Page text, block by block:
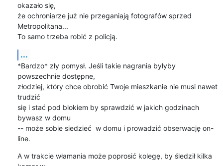
okazało się,
że ochroniarze już nie przeganiają fotografów sprzed
Metropolitana...
To samo trzeba robić z policją.
...
*Bardzo* zły pomysł. Jeśli takie nagrania byłyby
powszechnie dostępne,
złodziej, który chce obrobić Twoje mieszkanie nie musi nawet
trudzić
się i stać pod blokiem by sprawdzić w jakich godzinach
bywasz w domu
-- może sobie siedzieć  w domu i prowadzić obserwację on-
line.
A w trakcie włamania może poprosić kolegę, by śledził kilka